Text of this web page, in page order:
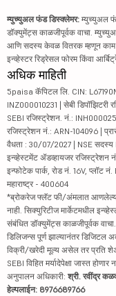
म्युच्युअल फंड डिस्क्लेमर: म्युच्युअल
डॉक्युमेंट्स काळजीपूर्वक वाचा.
आणि सदस्य केवळ वितरक म्हणून काम
इन्व्हेस्टर रिड्रेसल फोरम किंवा
अधिक माहिती
5paisa कॅपिटल लि. CIN:
INZ000010231 | सेबी डिपॉझिटरी
SEBI रजिस्ट्रेशन. नं.:
रजिस्ट्रेशन नं.: ARN-104096 |
वैधता : 30/07/2027 | NSE सदस्य
इन्व्हेस्टमेंट ॲडव्हायजर
इन्फोटेक पार्क, रोड नं. 16V, प्लॉट
महाराष्ट्र - 400604
*ब्रोकरेज फ्लॅट फी/अंमलात
नाही. सिक्युरिटीज मार्केटमधील
संबंधित डॉक्युमेंट्स काळजीपूर्वक
डिलिजन्स पूर्ण झाल्यानंतर डिजिटल
विक्री/खरेदी मूल्य असेल तर प्रति
SEBI विहित मर्यादेपेक्षा जास्त होणार
अनुपालन अधिकारी: श्री. रवींद्र
हेल्पलाईन: 8976689766